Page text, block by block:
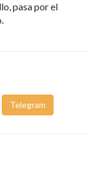
pasa por el
Telegram